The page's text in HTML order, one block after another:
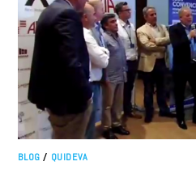
BLOG / QUIDEVA